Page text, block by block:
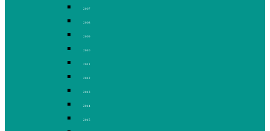
2007
2008
2009
2010
2011
2012
2013
2014
2015